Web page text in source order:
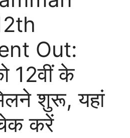
Out:
12वीं के
शुरू, यहां
करें